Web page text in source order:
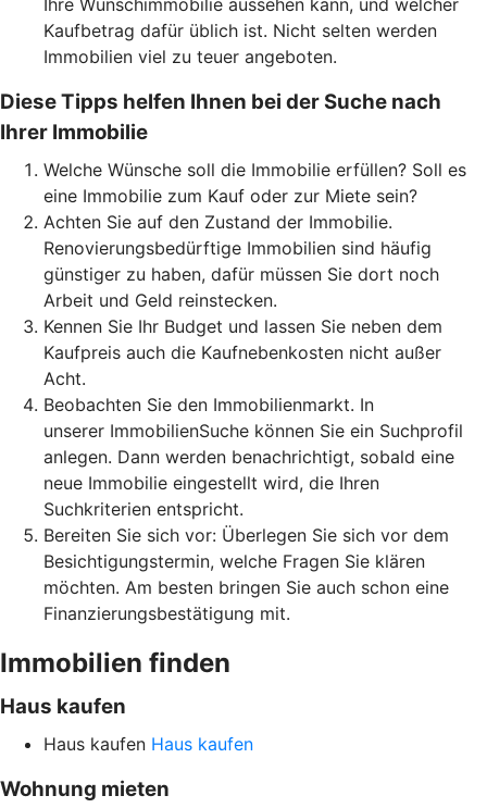
Ihre Wunschimmobilie aussehen kann, und welcher
Kaufbetrag dafür üblich ist. Nicht selten werden
Immobilien viel zu teuer angeboten.
Diese Tipps helfen Ihnen bei der Suche nach
Ihrer Immobilie
Welche Wünsche soll die Immobilie erfüllen? Soll es
eine Immobilie zum Kauf oder zur Miete sein?
Achten Sie auf den Zustand der Immobilie.
Renovierungsbedürftige Immobilien sind häufig
günstiger zu haben, dafür müssen Sie dort noch
Arbeit und Geld reinstecken.
Kennen Sie Ihr Budget und lassen Sie neben dem
Kaufpreis auch die Kaufnebenkosten nicht außer
Acht.
Beobachten Sie den Immobilienmarkt. In
unserer ImmobilienSuche können Sie ein Suchprofil
anlegen. Dann werden benachrichtigt, sobald eine
neue Immobilie eingestellt wird, die Ihren
Suchkriterien entspricht.
Bereiten Sie sich vor: Überlegen Sie sich vor dem
Besichtigungstermin, welche Fragen Sie klären
möchten. Am besten bringen Sie auch schon eine
Finanzierungsbestätigung mit.
Immobilien finden
Haus kaufen
Haus kaufen Haus kaufen
Wohnung mieten